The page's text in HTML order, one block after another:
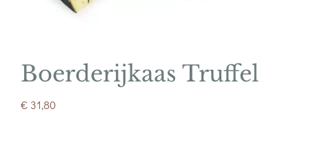
Boerderijkaas Truffel
€ 31,80